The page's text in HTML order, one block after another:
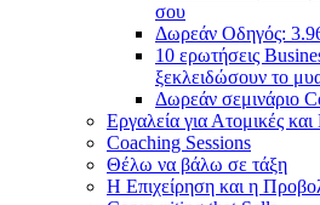
σου
Δωρεάν Οδηγός:
10 ερωτήσεις
ξεκλειδώσουν το
Δωρεάν σεμινάριο
Εργαλεία για Ατομικές και
Coaching Sessions
Θέλω να βάλω σε τάξη
Η Επιχείρηση και η